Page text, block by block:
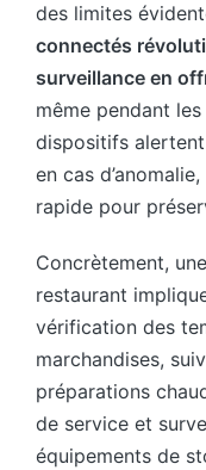
des limites
connectés
surveillance en
même pendant
dispositifs
en cas
rapide pour
Concrètement,
restaurant
vérification des
marchandises,
préparations
de service et
équipements de